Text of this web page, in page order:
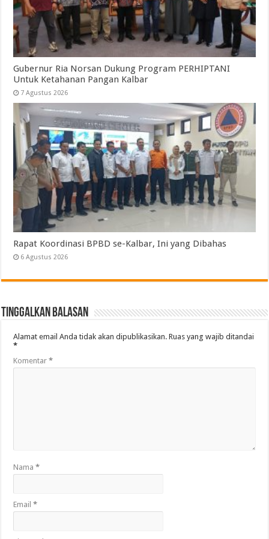
Gubernur Ria Norsan Dukung Program PERHIPTANI
Untuk Ketahanan Pangan Kalbar
7 Agustus 2026
Rapat Koordinasi BPBD se-Kalbar, Ini yang Dibahas
6 Agustus 2026
Tinggalkan Balasan
Alamat email Anda tidak akan dipublikasikan. Ruas yang wajib ditandai
*
Komentar*
Nama*
Email*